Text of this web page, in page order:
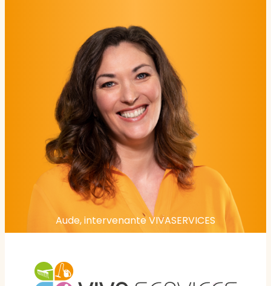
Aude, intervenante VIVASERVICES